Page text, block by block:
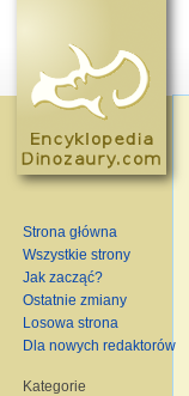
Strona główna
Wszystkie strony
Jak zacząć?
Ostatnie zmiany
Losowa strona
Dla nowych redaktorów
Kategorie